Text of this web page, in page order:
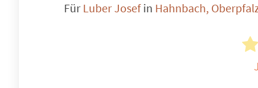
Für Luber Josefin Hahnbach,